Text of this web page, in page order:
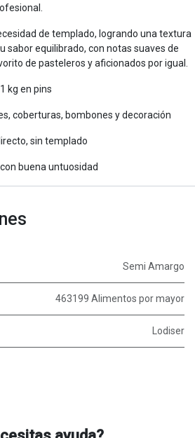
de templado, logrando una textura
sabor equilibrado, con notas suaves de
de pasteleros y aficionados por igual.
kg en pins
coberturas, bombones y decoración
sin templado
buena untuosidad
Semi Amargo
463199 Alimentos por mayor
Lodiser